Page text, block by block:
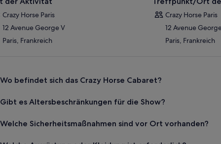
Crazy Horse Paris
12 Avenue George V
Paris, Frankreich
Crazy Horse Paris
12 Avenue
Paris, Frankreich
Wo befindet sich das Crazy Horse Cabaret?
Gibt es Altersbeschränkungen für die Show?
Welche Sicherheitsmaßnahmen sind vor Ort vorhanden?